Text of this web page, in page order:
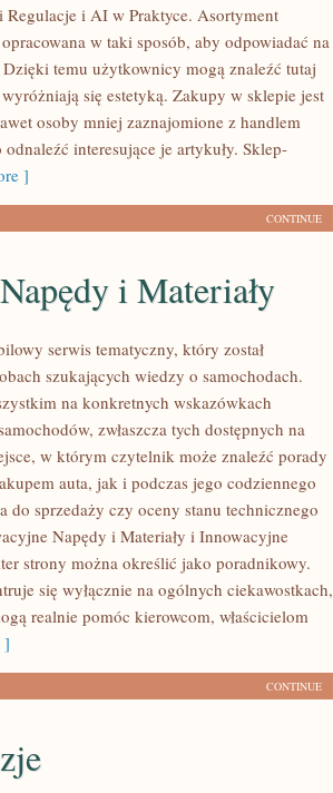
Regulacje i AI w Praktyce. Asortyment
w taki sposób, aby odpowiadać na
temu użytkownicy mogą znaleźć tutaj
się estetyką. Zakupy w sklepie jest
osoby mniej zaznajomione z handlem
interesujące je artykuły. Sklep-
]
CONTINUE
i Materiały
serwis tematyczny, który został
szukających wiedzy o samochodach.
na konkretnych wskazówkach
zwłaszcza tych dostępnych na
w którym czytelnik może znaleźć porady
auta, jak i podczas jego codziennego
do sprzedaży czy oceny stanu technicznego
Napędy i Materiały i Innowacyjne
strony można określić jako poradnikowy.
się wyłącznie na ogólnych ciekawostkach,
realnie pomóc kierowcom, właścicielom
]
CONTINUE